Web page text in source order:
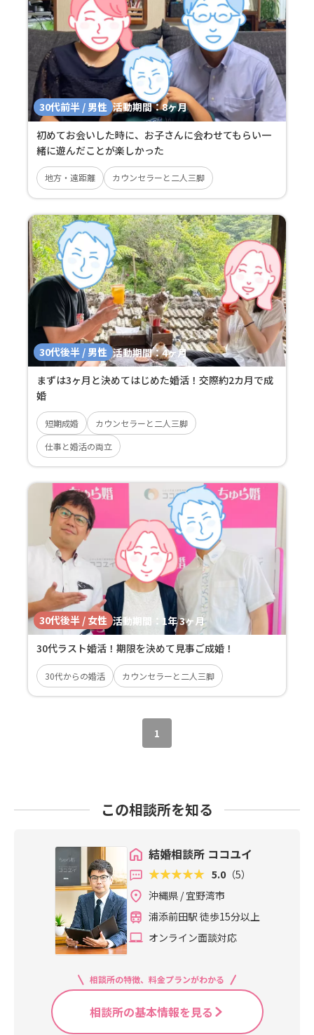
30代前半 / 男性 活動期間：8ヶ月
初めてお会いした時に、お子さんに会わせてもらい一
緒に遊んだことが楽しかった
地方・遠距離 カウンセラーと二人三脚
30代後半 / 男性 活動期間：4ヶ月
まずは3ヶ月と決めてはじめた婚活！交際約2カ月で成
婚
短期成婚
カウンセラーと二人三脚
仕事と婚活の両立
30代後半 / 女性 活動期間： 1年 3ヶ月
30代ラスト婚活！期限を決めて見事ご成婚！
30代からの婚活 カウンセラーと二人三脚
1
この相談所を知る
結婚相談所 ココユイ
5.0（5）
沖縄県 / 宜野湾市
浦添前田駅 徒歩15分以上
オンライン面談対応
相談所の特徴、料金プランがわかる
相談所の基本情報を見る